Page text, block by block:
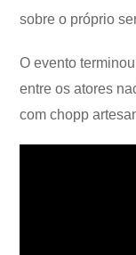
sobre o próprio
O evento
entre os atores
com chopp